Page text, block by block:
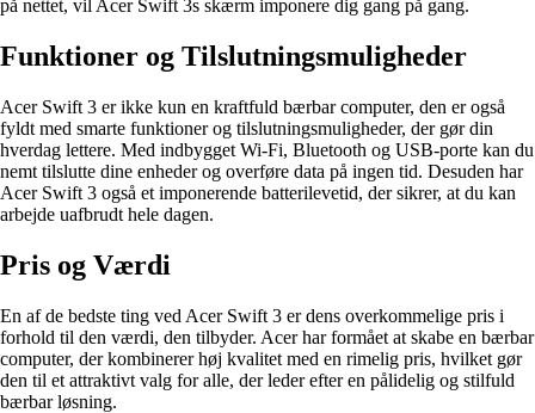
på nettet, vil Acer Swift 3s skærm imponere dig gang på gang.
Funktioner og Tilslutningsmuligheder
Acer Swift 3 er ikke kun en kraftfuld bærbar computer, den er også
fyldt med smarte funktioner og tilslutningsmuligheder, der gør din
hverdag lettere. Med indbygget Wi-Fi, Bluetooth og USB-porte kan du
nemt tilslutte dine enheder og overføre data på ingen tid. Desuden har
Acer Swift 3 også et imponerende batterilevetid, der sikrer, at du kan
arbejde uafbrudt hele dagen.
Pris og Værdi
En af de bedste ting ved Acer Swift 3 er dens overkommelige pris i
forhold til den værdi, den tilbyder. Acer har formået at skabe en bærbar
computer, der kombinerer høj kvalitet med en rimelig pris, hvilket gør
den til et attraktivt valg for alle, der leder efter en pålidelig og stilfuld
bærbar løsning.